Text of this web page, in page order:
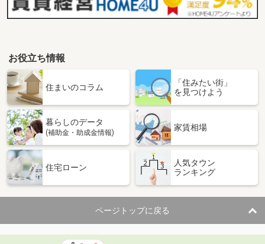
お役立ち情報
住まいのコラム
「住みたい街」
を見つけよう
暮らしのデータ
(補助金・助成金情報)
家賃相場
住宅ローン
人気タウン
ランキング
ページトップに戻る